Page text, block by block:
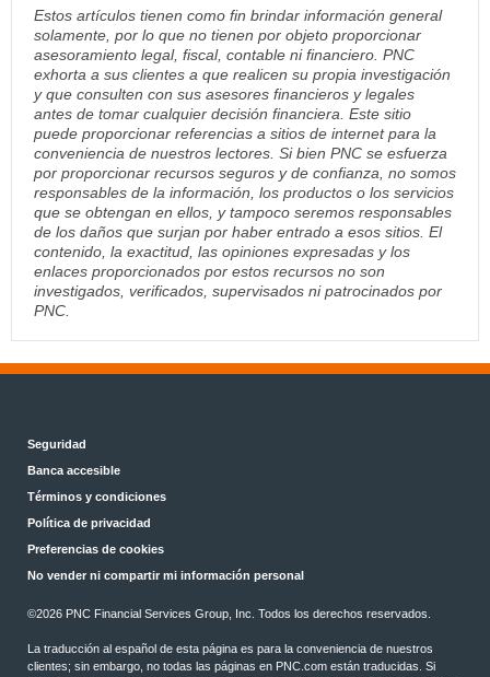
Estos artículos tienen como fin brindar información general
solamente, por lo que no tienen por objeto proporcionar
asesoramiento legal, fiscal, contable ni financiero. PNC
exhorta a sus clientes a que realicen su propia investigación
y que consulten con sus asesores financieros y legales
antes de tomar cualquier decisión financiera. Este sitio
puede proporcionar referencias a sitios de internet para la
conveniencia de nuestros lectores. Si bien PNC se esfuerza
por proporcionar recursos seguros y de confianza, no somos
responsables de la información, los productos o los servicios
que se obtengan en ellos, y tampoco seremos responsables
de los daños que surjan por haber entrado a esos sitios. El
contenido, la exactitud, las opiniones expresadas y los
enlaces proporcionados por estos recursos no son
investigados, verificados, supervisados ni patrocinados por
PNC.
Seguridad
Banca accesible
Términos y condiciones
Política de privacidad
Preferencias de cookies
No vender ni compartir mi información personal
©2026 PNC Financial Services Group, Inc. Todos los derechos reservados.
La traducción al español de esta página es para la conveniencia de nuestros
clientes; sin embargo, no todas las páginas en PNC.com están traducidas. Si